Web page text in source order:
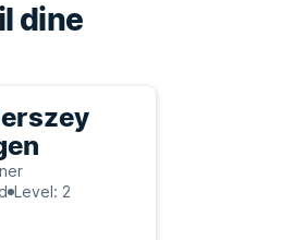
dine
Level: 2